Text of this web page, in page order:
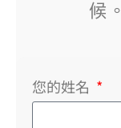
候
您的姓名